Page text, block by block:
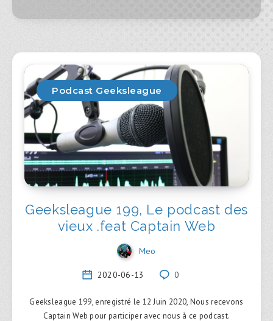
Podcast Geeksleague
Geeksleague 199, Le podcast des
vieux .feat Captain Web
Meo
2020-06-13 0
Geeksleague 199, enregistré le 12 Juin 2020, Nous recevons
Captain Web pour participer avec nous à ce podcast.